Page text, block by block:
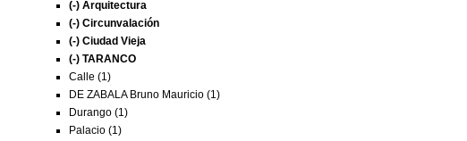
(-) Arquitectura
(-) Circunvalación
(-) Ciudad Vieja
(-) TARANCO
Calle (1)
DE ZABALA Bruno Mauricio (1)
Durango (1)
Palacio (1)